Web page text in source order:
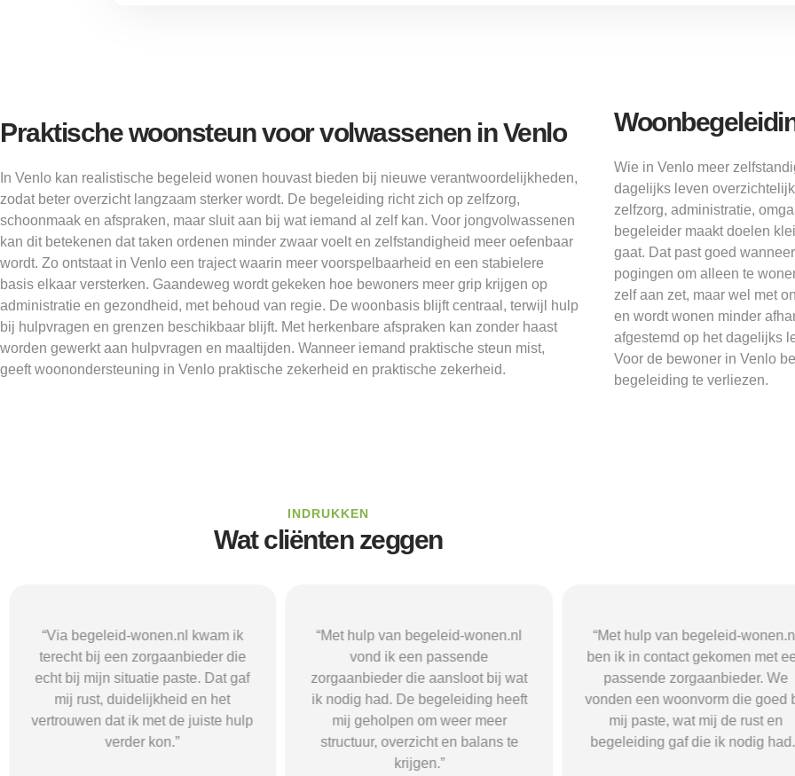
Praktische woonsteun voor volwassenen in Venlo
In Venlo kan realistische begeleid wonen houvast bieden bij nieuwe verantwoordelijkheden,
zodat beter overzicht langzaam sterker wordt. De begeleiding richt zich op zelfzorg,
schoonmaak en afspraken, maar sluit aan bij wat iemand al zelf kan. Voor jongvolwassenen
kan dit betekenen dat taken ordenen minder zwaar voelt en zelfstandigheid meer oefenbaar
wordt. Zo ontstaat in Venlo een traject waarin meer voorspelbaarheid en een stabielere
basis elkaar versterken. Gaandeweg wordt gekeken hoe bewoners meer grip krijgen op
administratie en gezondheid, met behoud van regie. De woonbasis blijft centraal, terwijl hulp
bij hulpvragen en grenzen beschikbaar blijft. Met herkenbare afspraken kan zonder haast
worden gewerkt aan hulpvragen en maaltijden. Wanneer iemand praktische steun mist,
geeft woonondersteuning in Venlo praktische zekerheid en praktische zekerheid.
Wie in Venlo meer
dagelijks leven
zelfzorg, administratie,
begeleider maakt doelen
gaat. Dat past goed
pogingen om alleen te
zelf aan zet, maar wel met
en wordt wonen minder
afgestemd op het dagelijks
Voor de bewoner in Venlo
begeleiding te verliezen.
INDRUKKEN
Wat cliënten zeggen
“Via begeleid-wonen.nl kwam ik
terecht bij een zorgaanbieder die
echt bij mijn situatie paste. Dat gaf
mij rust, duidelijkheid en het
vertrouwen dat ik met de juiste hulp
verder kon.”
“Met hulp van begeleid-wonen.nl
vond ik een passende
zorgaanbieder die aansloot bij wat
ik nodig had. De begeleiding heeft
mij geholpen om weer meer
structuur, overzicht en balans te
krijgen.”
“Met hulp van begeleid-wonen.nl
ben ik in contact gekomen met
passende zorgaanbieder. We
vonden een woonvorm die goed
mij paste, wat mij de rust en
begeleiding gaf die ik nodig